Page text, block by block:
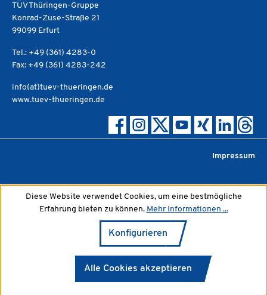
TÜV Thüringen-Gruppe
Konrad-Zuse-Straße 21
99099 Erfurt
Tel.: +49 (361) 4283-0
Fax: +49 (361) 4283-242
info(at)tuev-thueringen.de
www.tuev-thueringen.de
Impressum
Diese Website verwendet Cookies, um eine bestmögliche
Erfahrung bieten zu können. Mehr Informationen ...
Konfigurieren
Alle Cookies akzeptieren